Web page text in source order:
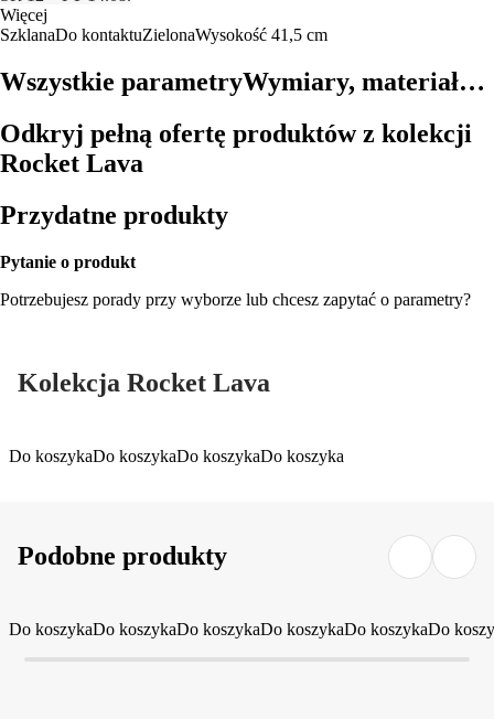
Więcej
SzklanaDo kontaktuZielonaWysokość 41,5 cm
Wszystkie parametryWymiary, materiał…
Odkryj pełną ofertę produktów z kolekcji
Rocket Lava
Przydatne produkty
Pytanie o produkt
Potrzebujesz porady przy wyborze lub chcesz zapytać o parametry?
Kolekcja Rocket Lava
Do koszykaDo koszykaDo koszykaDo koszyka
Podobne produkty
Do koszykaDo koszykaDo koszykaDo koszykaDo koszykaDo